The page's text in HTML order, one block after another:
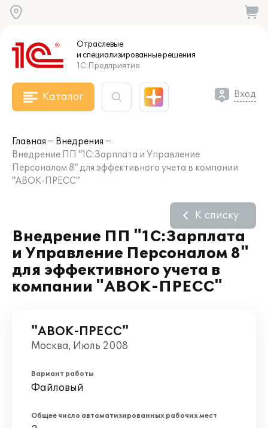
Отраслевые
и специализированныерешения
1С:Предприятие
Каталог Вход
Главная
Внедрения
Внедрение ПП "1С:Зарплата и Управление
Персоналом 8" для эффективного учета в компании
"АВОК-ПРЕСС"
Внедрение ПП "1С:Зарплата
и Управление Персоналом 8"
для эффективного учета в
компании "АВОК-ПРЕСС"
К списку
"АВОК-ПРЕСС"
Москва, Июль 2008
Вариант работы
Файловый
Общее число автоматизированных рабочих мест